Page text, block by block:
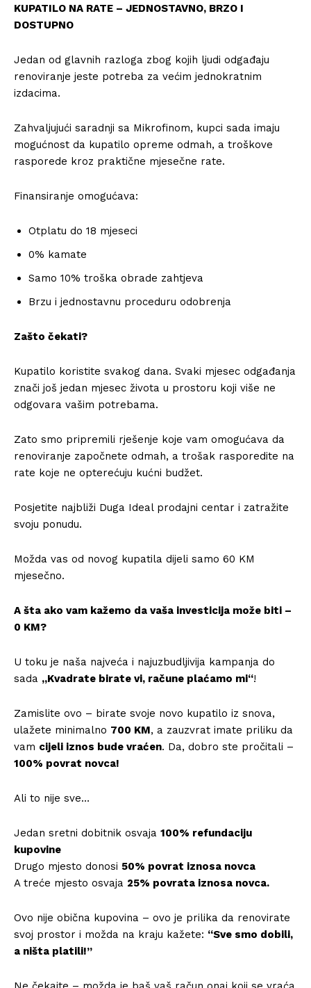
KUPATILO NA RATE – JEDNOSTAVNO, BRZO I
DOSTUPNO
Jedan od glavnih razloga zbog kojih ljudi odgađaju
renoviranje jeste potreba za većim jednokratnim
izdacima.
Zahvaljujući saradnji sa Mikrofinom, kupci sada imaju
mogućnost da kupatilo opreme odmah, a troškove
rasporede kroz praktične mjesečne rate.
Finansiranje omogućava:
Otplatu do 18 mjeseci
0% kamate
Samo 10% troška obrade zahtjeva
Brzu i jednostavnu proceduru odobrenja
Zašto čekati?
Kupatilo koristite svakog dana. Svaki mjesec odgađanja
znači još jedan mjesec života u prostoru koji više ne
odgovara vašim potrebama.
Zato smo pripremili rješenje koje vam omogućava da
renoviranje započnete odmah, a trošak rasporedite na
rate koje ne opterećuju kućni budžet.
Posjetite najbliži Duga Ideal prodajni centar i zatražite
svoju ponudu.
Možda vas od novog kupatila dijeli samo 60 KM
mjesečno.
A šta ako vam kažemo da vaša investicija može biti –
0 KM?
U toku je naša najveća i najuzbudljivija kampanja do
sada „Kvadrate birate vi, račune plaćamo mi“!
Zamislite ovo – birate svoje novo kupatilo iz snova,
ulažete minimalno 700 KM, a zauzvrat imate priliku da
vam cijeli iznos bude vraćen. Da, dobro ste pročitali –
100% povrat novca!
Ali to nije sve…
Jedan sretni dobitnik osvaja 100% refundaciju
kupovine
Drugo mjesto donosi 50% povrat iznosa novca
A treće mjesto osvaja 25% povrata iznosa novca.
Ovo nije obična kupovina – ovo je prilika da renovirate
svoj prostor i možda na kraju kažete: “Sve smo dobili,
a ništa platili!”